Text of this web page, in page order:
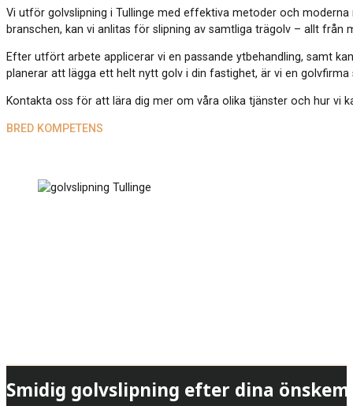
Vi utför golvslipning i Tullinge med effektiva metoder och
branschen, kan vi anlitas för slipning av samtliga trägolv – allt
Efter utfört arbete applicerar vi en passande ytbehandling, samt
planerar att lägga ett helt nytt golv i din fastighet, är vi en golvfirma
Kontakta oss för att lära dig mer om våra olika tjänster och hur vi
BRED KOMPETENS
Smidig golvslipning efter dina